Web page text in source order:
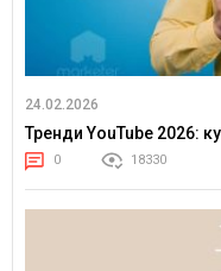
24.02.2026
Тренди YouTube 2026:
0 18330